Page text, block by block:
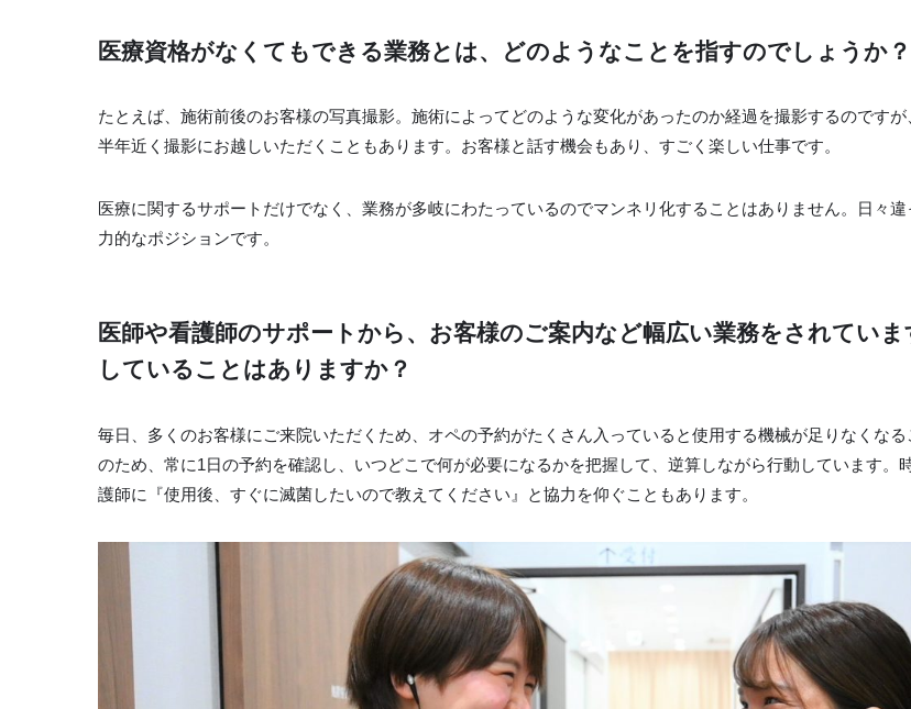
医療資格がなくてもできる業務とは、どのようなことを指すのでしょうか？
たとえば、施術前後のお客様の写真撮影。施術によってどのような変化があったのか経過を撮影するのです
半年近く撮影にお越しいただくこともあります。お客様と話す機会もあり、すごく楽しい仕事です。
医療に関するサポートだけでなく、業務が多岐にわたっているのでマンネリ化することはありません。日々
力的なポジションです。
医師や看護師のサポートから、お客様のご案内など幅広い業務をされてい
していることはありますか？
毎日、多くのお客様にご来院いただくため、オペの予約がたくさん入っていると使用する機械が足りなくな
のため、常に1日の予約を確認し、いつどこで何が必要になるかを把握して、逆算しながら行動しています。
護師に『使用後、すぐに滅菌したいので教えてください』と協力を仰ぐこともあります。